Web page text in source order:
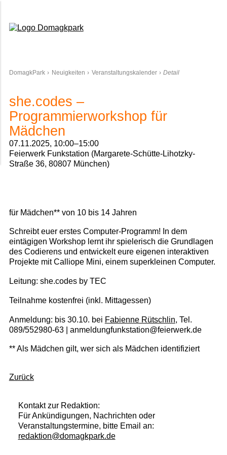
DomagkPark Neuigkeiten Veranstaltungskalender Detail
she.codes –
Programmierworkshop für
Mädchen
07.11.2025, 10:00–15:00
Feierwerk Funkstation (Margarete-Schütte-Lihotzky-
Straße 36, 80807 München)
für Mädchen** von 10 bis 14 Jahren
Schreibt euer erstes Computer-Programm! In dem
eintägigen Workshop lernt ihr spielerisch die Grundlagen
des Codierens und entwickelt eure eigenen interaktiven
Projekte mit Calliope Mini, einem superkleinen Computer.
Leitung: she.codes by TEC
Teilnahme kostenfrei (inkl. Mittagessen)
Anmeldung: bis 30.10. bei Fabienne Rütschlin, Tel.
089/552980-63 | anmeldungfunkstation@feierwerk.de
** Als Mädchen gilt, wer sich als Mädchen identifiziert
Zurück
Kontakt zur Redaktion:
Für Ankündigungen, Nachrichten oder
Veranstaltungstermine, bitte Email an:
redaktion@domagkpark.de